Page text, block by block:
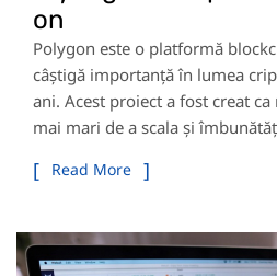
on
Polygon este o platformă
câștigă importanță în lumea
ani. Acest proiect a fost creat
mai mari de a scala și
Read More